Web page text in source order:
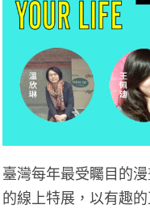
臺灣每年最受矚目的
的線上特展，以有趣